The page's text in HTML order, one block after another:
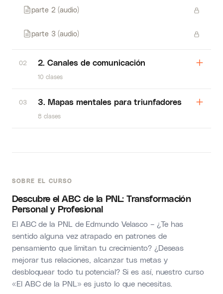
SOBRE EL CURSO
Descubre el ABC de la PNL: Transformación
Personal y Profesional
El ABC de la PNL de Edmundo Velasco – ¿Te has
sentido alguna vez atrapado en patrones de
pensamiento que limitan tu crecimiento? ¿Deseas
mejorar tus relaciones, alcanzar tus metas y
desbloquear todo tu potencial? Si es así, nuestro curso
«El ABC de la PNL» es justo lo que necesitas.
parte 2 (audio)
parte 3 (audio)
02 2. Canales de comunicación
10 clases
03 3. Mapas mentales para triunfadores
8 clases